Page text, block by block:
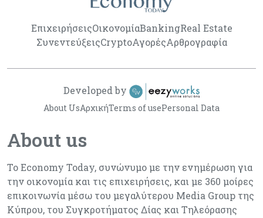
ΕπιχειρήσειςΟικονομίαBankingReal Estate
ΣυνεντεύξειςCryptoΑγορέςΑρθρογραφία
About us
Το Economy Today, συνώνυμο με την ενημέρωση για
την οικονομία και τις επιχειρήσεις, και με 360 μοίρες
επικοινωνία μέσω του μεγαλύτερου Media Group της
Κύπρου, του Συγκροτήματος Δίας και Τηλεόρασης
About UsΑρχικήTerms of usePersonal Data
Developed by